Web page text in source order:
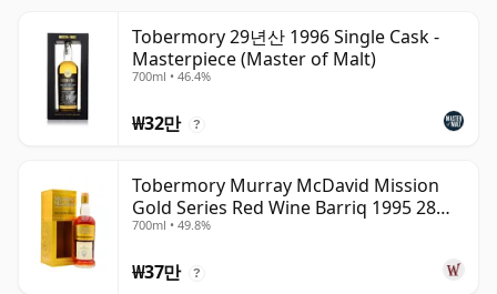
Tobermory 29년산 1996 Single Cask -
Masterpiece (Master of Malt)
700ml • 46.4%
₩32만 ?
Tobermory Murray McDavid Mission
Gold Series Red Wine Barriq 1995 28년
산
700ml • 49.8%
₩37만 ?